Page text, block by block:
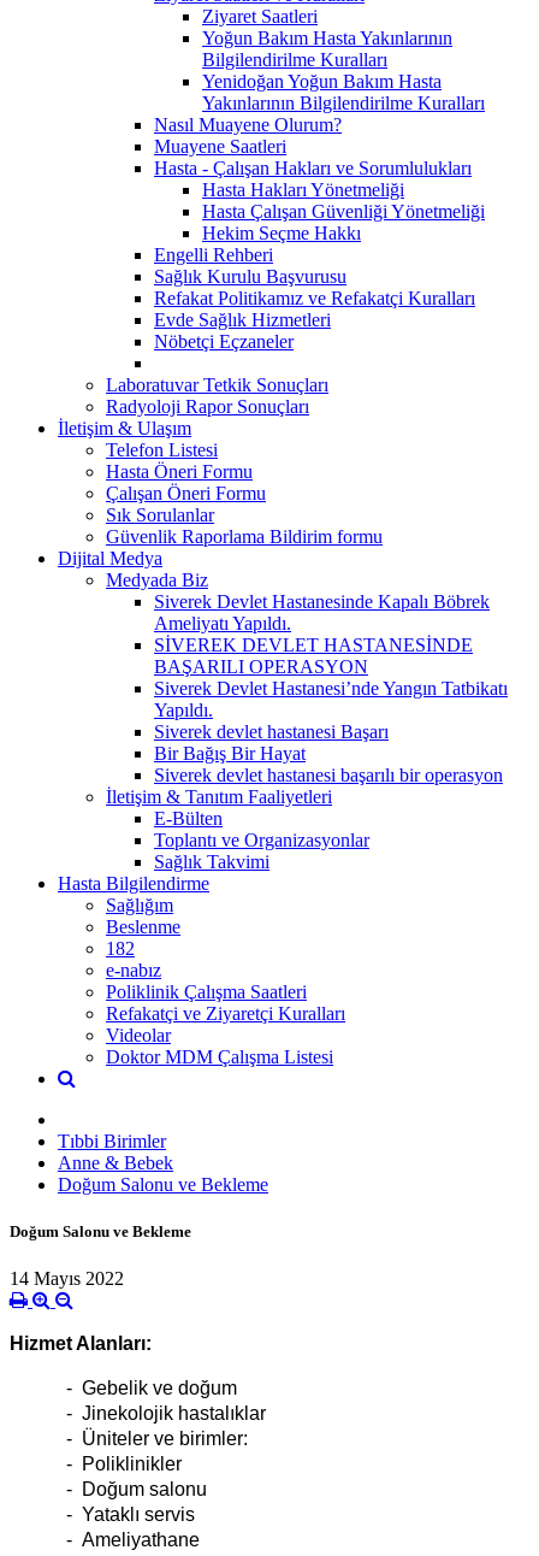
Ziyaret Saatleri
Yoğun Bakım Hasta Yakınlarının
Bilgilendirilme Kuralları
Yenidoğan Yoğun Bakım Hasta
Yakınlarının Bilgilendirilme Kuralları
Nasıl Muayene Olurum?
Muayene Saatleri
Hasta - Çalışan Hakları ve Sorumlulukları
Hasta Hakları Yönetmeliği
Hasta Çalışan Güvenliği Yönetmeliği
Hekim Seçme Hakkı
Engelli Rehberi
Sağlık Kurulu Başvurusu
Refakat Politikamız ve Refakatçi Kuralları
Evde Sağlık Hizmetleri
Nöbetçi Eçzaneler
Laboratuvar Tetkik Sonuçları
Radyoloji Rapor Sonuçları
İletişim & Ulaşım
Telefon Listesi
Hasta Öneri Formu
Çalışan Öneri Formu
Sık Sorulanlar
Güvenlik Raporlama Bildirim formu
Dijital Medya
Medyada Biz
Siverek Devlet Hastanesinde Kapalı Böbrek
Ameliyatı Yapıldı.
SİVEREK DEVLET HASTANESİNDE
BAŞARILI OPERASYON
Siverek Devlet Hastanesi’nde Yangın Tatbikatı
Yapıldı.
Siverek devlet hastanesi Başarı
Bir Bağış Bir Hayat
Siverek devlet hastanesi başarılı bir operasyon
İletişim & Tanıtım Faaliyetleri
E-Bülten
Toplantı ve Organizasyonlar
Sağlık Takvimi
Hasta Bilgilendirme
Sağlığım
Beslenme
182
e-nabız
Poliklinik Çalışma Saatleri
Refakatçi ve Ziyaretçi Kuralları
Videolar
Doktor MDM Çalışma Listesi
Tıbbi Birimler
Anne & Bebek
Doğum Salonu ve Bekleme
Doğum Salonu ve Bekleme
14 Mayıs 2022
Hizmet Alanları:
-Gebelik ve doğum
- Jinekolojik hastalıklar
- Üniteler ve birimler:
- Poliklinikler
- Doğum salonu
- Yataklı servis
- Ameliyathane